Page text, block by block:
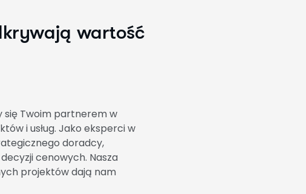
krywają wartość
się Twoim partnerem w
i usług. Jako eksperci w
doradcy,
cenowych. Nasza
projektów dają nam